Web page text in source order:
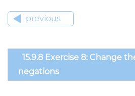
previous
15.9.8 Exercise 8: Change
negations